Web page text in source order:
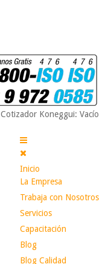
Cotizador Koneggui: Vacío
Inicio
La Empresa
Trabaja con Nosotros
Servicios
Capacitación
Blog
Blog Calidad